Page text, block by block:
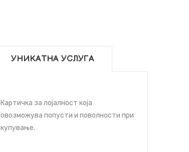
УНИКАТНА УСЛУГА
Картичка за лојалност која
овозможува попусти и поволности при
купување.